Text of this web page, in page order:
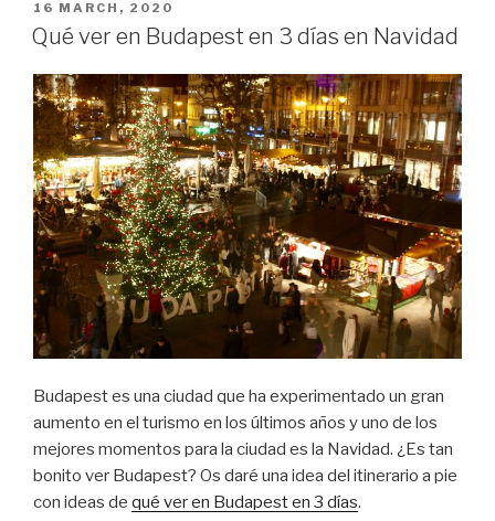
coronavirus:
¿Cómo
y
cuándo
podremos?”
POSTED
ON
16 MARCH, 2020
Qué ver en Budapest en 3 días en Navidad
Budapest es una ciudad que ha experimentado un gran
aumento en el turismo en los últimos años y uno de los
mejores momentos para la ciudad es la Navidad. ¿Es tan
bonito ver Budapest? Os daré una idea del itinerario a pie
con ideas de qué ver en Budapest en 3 días.